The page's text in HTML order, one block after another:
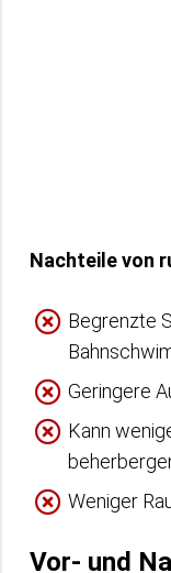
Nachteile von
Begrenzte
Geringere
Kann
Weniger
Vor- und